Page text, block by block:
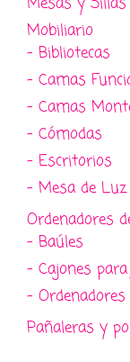
Mobiliario
- Bibliotecas
- Camas
- Camas
- Cómodas
- Escritorios
- Mesa de Luz
Ordenadores
- Baúles
- Cajones
- Ordenadores
Pañaleras y